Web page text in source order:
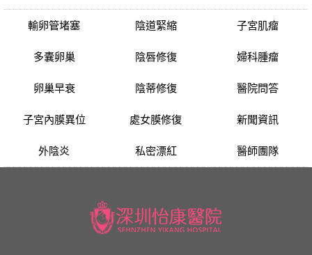
輸卵管堵塞
多囊卵巢
卵巢早衰
子宮內膜異位
外陰炎
陰道緊縮
陰唇修復
陰蒂修復
處女膜修復
私密漂紅
子宮肌瘤
婦科腫瘤
醫院問答
新聞資訊
醫師團隊